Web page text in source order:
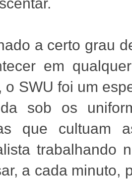
a certo grau
em
o SWU foi um
sob os
que cultuam
trabalhando
a cada minuto,